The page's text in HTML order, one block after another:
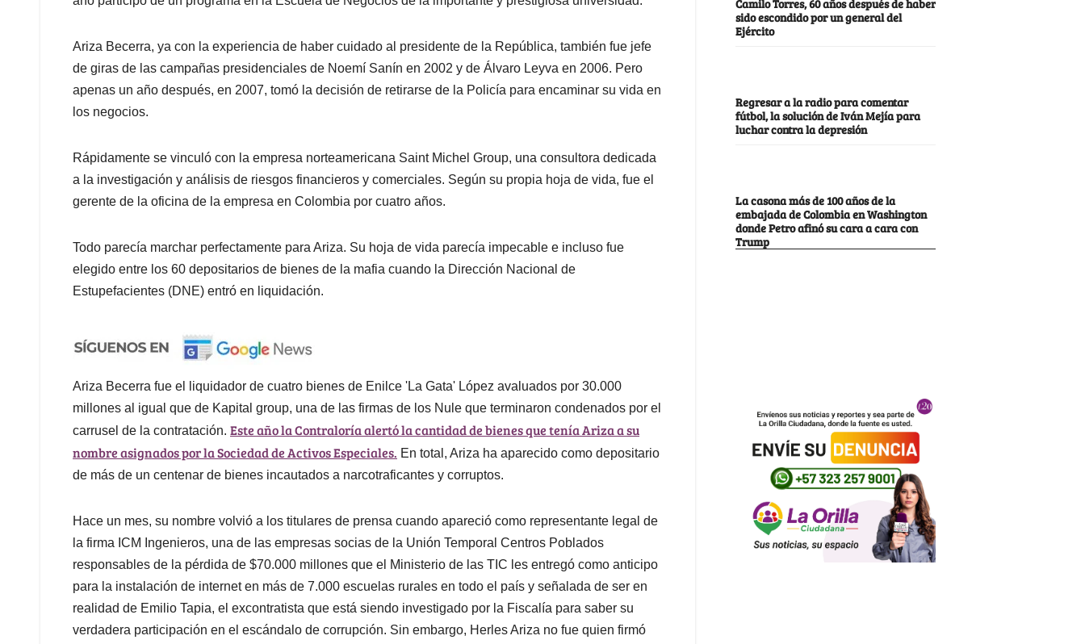
Ariza Becerra, ya con la experiencia de haber cuidado al presidente de la República, también fue jefe
de giras de las campañas presidenciales de Noemí Sanín en 2002 y de Álvaro Leyva en 2006. Pero
apenas un año después, en 2007, tomó la decisión de retirarse de la Policía para encaminar su vida en
los negocios.
Rápidamente se vinculó con la empresa norteamericana Saint Michel Group, una consultora dedicada
a la investigación y análisis de riesgos financieros y comerciales. Según su propia hoja de vida, fue el
gerente de la oficina de la empresa en Colombia por cuatro años.
Todo parecía marchar perfectamente para Ariza. Su hoja de vida parecía impecable e incluso fue
elegido entre los 60 depositarios de bienes de la mafia cuando la Dirección Nacional de
Estupefacientes (DNE) entró en liquidación.
Ariza Becerra fue el liquidador de cuatro bienes de Enilce 'La Gata' López avaluados por 30.000
millones al igual que de Kapital group, una de las firmas de los Nule que terminaron condenados por el
carrusel de la contratación. Este año la Contraloría alertó la cantidad de bienes que tenía Ariza a su
nombre asignados por la Sociedad de Activos Especiales. En total, Ariza ha aparecido como depositario
de más de un centenar de bienes incautados a narcotraficantes y corruptos.
Hace un mes, su nombre volvió a los titulares de prensa cuando apareció como representante legal de
la firma ICM Ingenieros, una de las empresas socias de la Unión Temporal Centros Poblados
responsables de la pérdida de $70.000 millones que el Ministerio de las TIC les entregó como anticipo
para la instalación de internet en más de 7.000 escuelas rurales en todo el país y señalada de ser en
realidad de Emilio Tapia, el excontratista que está siendo investigado por la Fiscalía para saber su
verdadera participación en el escándalo de corrupción. Sin embargo, Herles Ariza no fue quien firmó
sido escondido por un general del
Ejército
Regresar a la radio para comentar
fútbol, la solución de Iván Mejía para
luchar contra la depresión
La casona más de 100 años de la
embajada de Colombia en Washington
donde Petro afinó su cara a cara con
Trump